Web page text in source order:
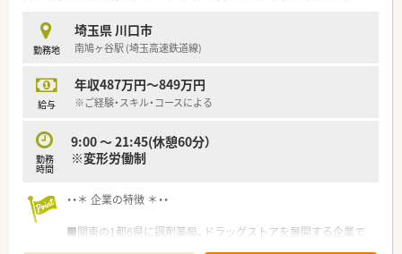
〇「社員第一主義」を掲げている同社では、福利厚生面が手厚く
年間休日120日以上、「連続休暇制度（年に1回、最大9連休を取得
できる制度）」等
してくれる制度が充実しています。
〇社員割引制度、財形貯蓄制度、スポーツジム優待等が受けられ
〇産休・育休・時短勤務者2,097人以上等、どれも業界トップクラ
スの実績!
産休、育休取得はもちろんのこと、育児短時間勤務制度を実施
す。
可能♪
勤務地
埼玉県 川口市
南鳩ヶ谷駅 (埼玉高速鉄道線)
給与
年収487万円～849万円
※ご経験・スキル・コースによる
勤務
時間
9:00 〜 21:45(休憩60分）
※変形労働制
・・＊ 企業の特徴 ＊・・
■関東の1都6県に調剤薬局、ドラッグストアを展開する企業で